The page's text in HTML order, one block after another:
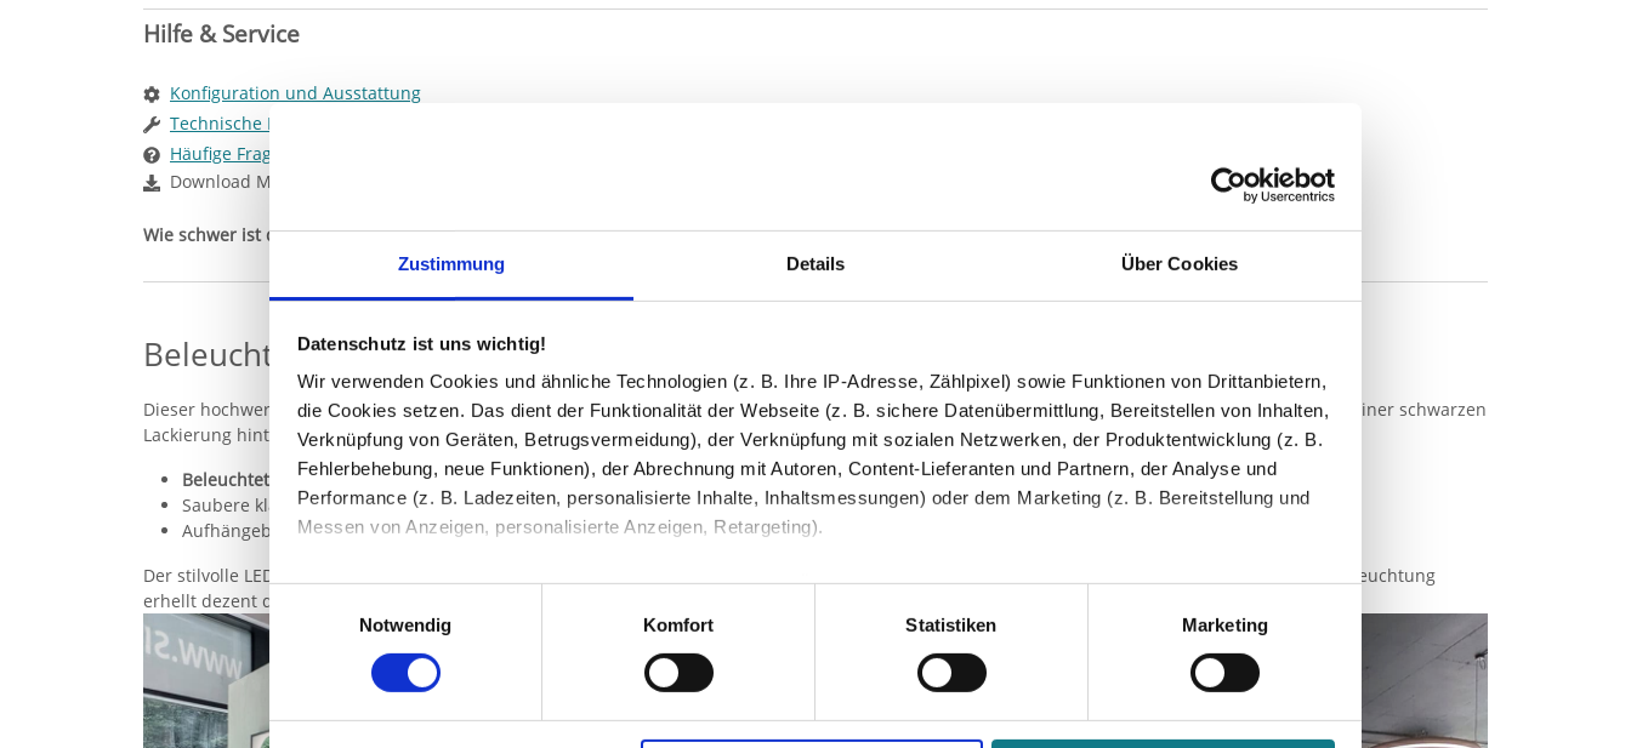
Zustimmung Details Über Cookies
Datenschutz ist uns wichtig!
Wir verwenden Cookies und ähnliche Technologien (z. B. Ihre IP-Adresse, Zählpixel) sowie Funktionen von Drittanbietern,
die Cookies setzen. Das dient der Funktionalität der Webseite (z. B. sichere Datenübermittlung, Bereitstellen von Inhalten,
Verknüpfung von Geräten, Betrugsvermeidung), der Verknüpfung mit sozialen Netzwerken, der Produktentwicklung (z. B.
Fehlerbehebung, neue Funktionen), der Abrechnung mit Autoren, Content-Lieferanten und Partnern, der Analyse und
Performance (z. B. Ladezeiten, personalisierte Inhalte, Inhaltsmessungen) oder dem Marketing (z. B. Bereitstellung und
Messen von Anzeigen, personalisierte Anzeigen, Retargeting).
Die Einzelheiten können Sie unter Datenschutz nachlesen. Über den Link "Cookies" am Seitenende können Sie mehr über
die eingesetzten Technologien und Partner erfahren und die von Ihnen gewünschten Einstellungen vornehmen.
Indem Sie auf den Button "Zustimmen" klicken, willigen Sie in die Verarbeitung Ihrer personenbezogenen Daten zu den
Einwilligungsauswahl
Notwendig
Komfort Statistiken Marketing
Beleuchteter Spiegel mit schwarzem Rand
Dieser hochwertige Spiegel mit Hintergrundbeleuchtung zeichnet sich durch 6 mm starkes Glas mit hoher Tiefenschärfe aus. Der Rand besteht aus einer schwarzen
Lackierung hinter dem Spiegel, die Oberfläche ist also glatt und leicht zu reinigen.
Beleuchtet
Saubere klarpolierte Kanten
Aufhängebefestigungen (wahlweise) rückseitig vormontiert
Der stilvolle LED Spiegel mit Bogen macht sich nicht nur in Flur oder Schlafzimmer gut, sondern ist auch als Badspiegel geeignet. Die Hintergrundbeleuchtung
erhellt dezent die umliegende Wand.
Sie haben gelesen: LED Spiegel mit Bogen und schwarzem Rand kaufen
Hilfe & Service
Konfiguration und Ausstattung
Technische Daten
Häufige Fragen
Download Montageanleitung
Wie schwer ist der Spiegel? Berechnen Sie das Gewicht.